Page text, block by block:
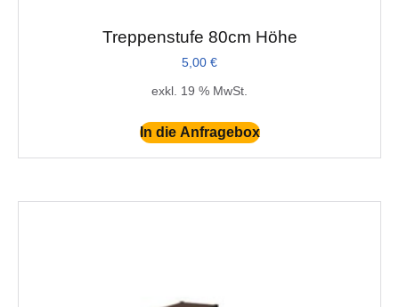
Treppenstufe 80cm Höhe
5,00 €
exkl. 19 % MwSt.
In die Anfragebox